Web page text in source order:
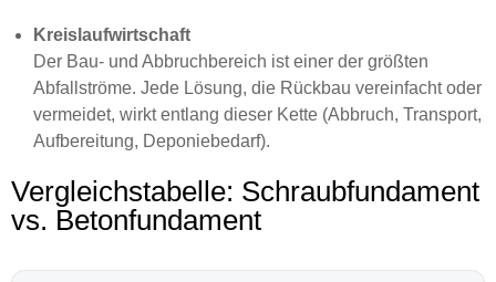
Kreislaufwirtschaft
Der Bau- und Abbruchbereich ist einer der größten
Abfallströme. Jede Lösung, die Rückbau vereinfacht oder
vermeidet, wirkt entlang dieser Kette (Abbruch, Transport,
Aufbereitung, Deponiebedarf).
Vergleichstabelle: Schraubfundament
vs. Betonfundament